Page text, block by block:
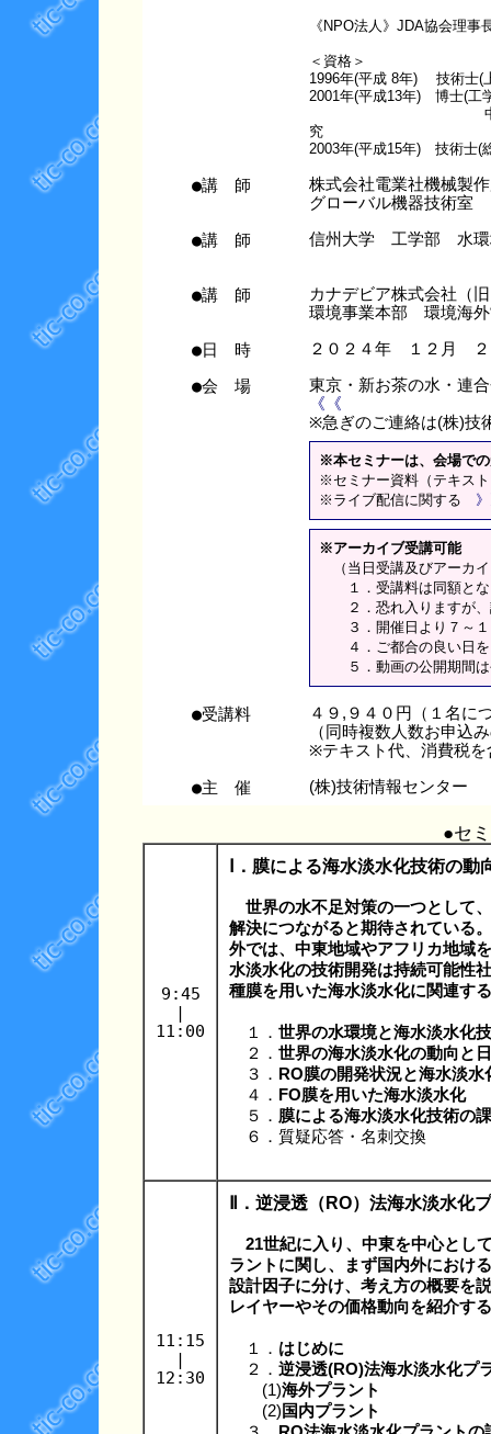
《NPO法人》JDA協会理
＜資格＞
1996年(平成 8年) 技術士(
2001年(平成13年) 博士(
中空糸型逆浸透モ
究
2003年(平成15年) 技術士(
●講 師
株式会社電業社機械製
グローバル機器技術
●講 師 信州大学 工学部 水環
●講 師
カナデビア株式会社（
環境事業本部 環境海
●日 時 ２０２４年 １２月 ２
●会 場
東京・新お茶の水・
《《
※急ぎのご連絡は(株)技
※本セミナーは、会場で
※セミナー資料（テキス
※ライブ配信に関する 》
※アーカイブ受講可能
（当日受講及びアーカ
１．受講料は同額とな
２．恐れ入りますが、
３．開催日より７～１
４．ご都合の良い日を
５．動画の公開期間は
●受講料
４９,９４０円（１名に
（同時複数人数お申込
※テキスト代、消費税を
●主 催 (株)技術情報センター
●セ
9:45
|
11:00
Ⅰ．膜による海水淡水化技術の動
世界の水不足対策の一つとして
解決につながると期待されている
外では、中東地域やアフリカ地域
水淡水化の技術開発は持続可能性
種膜を用いた海水淡水化に関連す
１． 世界の水環境と海水淡水化
２． 世界の海水淡水化の動向と
３． RO膜の開発状況と海水淡水
４． FO膜を用いた海水淡水化
５． 膜による海水淡水化技術の
６．質疑応答・名刺交換
11:15
|
12:30
Ⅱ．逆浸透（RO）法海水淡水化
21世紀に入り、中東を中心とし
ラントに関し、まず国内外におけ
設計因子に分け、考え方の概要を
レイヤーやその価格動向を紹介す
１． はじめに
２． 逆浸透(RO)法海水淡水化プ
(1)海外プラント
(2) 国内プラント